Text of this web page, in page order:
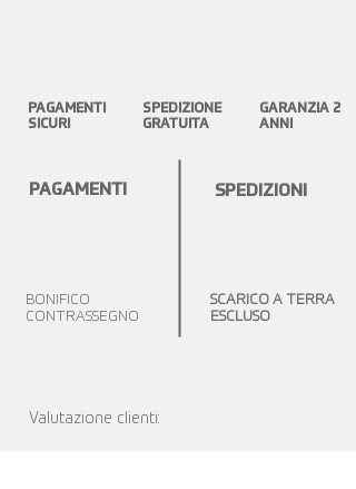
PAGAMENTI
SICURI
SPEDIZIONE
GRATUITA
GARANZIA 2
ANNI
PAGAMENTI SPEDIZIONI
BONIFICO
CONTRASSEGNO
SCARICO A TERRA
ESCLUSO
Valutazione clienti: